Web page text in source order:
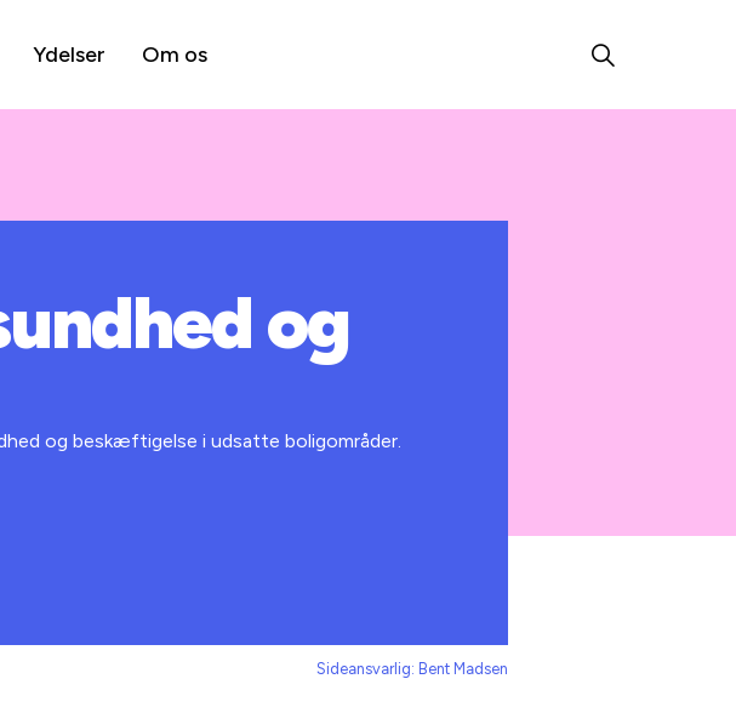
Ydelser Om os
og
og beskæftigelse i udsatte boligområder.
Sideansvarlig: Bent Madsen